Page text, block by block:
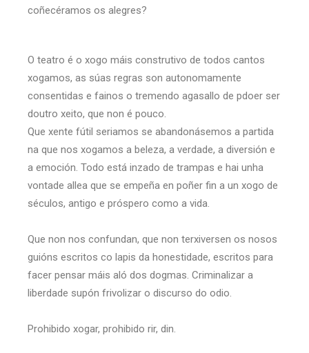
coñecéramos os alegres?
O teatro é o xogo máis construtivo de todos cantos
xogamos, as súas regras son autonomamente
consentidas e fainos o tremendo agasallo de pdoer ser
doutro xeito, que non é pouco.
Que xente fútil seriamos se abandonásemos a partida
na que nos xogamos a beleza, a verdade, a diversión e
a emoción. Todo está inzado de trampas e hai unha
vontade allea que se empeña en poñer fin a un xogo de
séculos, antigo e próspero como a vida.
Que non nos confundan, que non terxiversen os nosos
guións escritos co lapis da honestidade, escritos para
facer pensar máis aló dos dogmas. Criminalizar a
liberdade supón frivolizar o discurso do odio.
Prohibido xogar, prohibido rir, din.